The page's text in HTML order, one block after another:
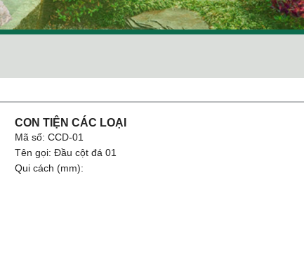
CON TIỆN CÁC LOẠI
Mã số: CCD-01
Tên gọi: Đầu cột đá 01
Qui cách (mm):